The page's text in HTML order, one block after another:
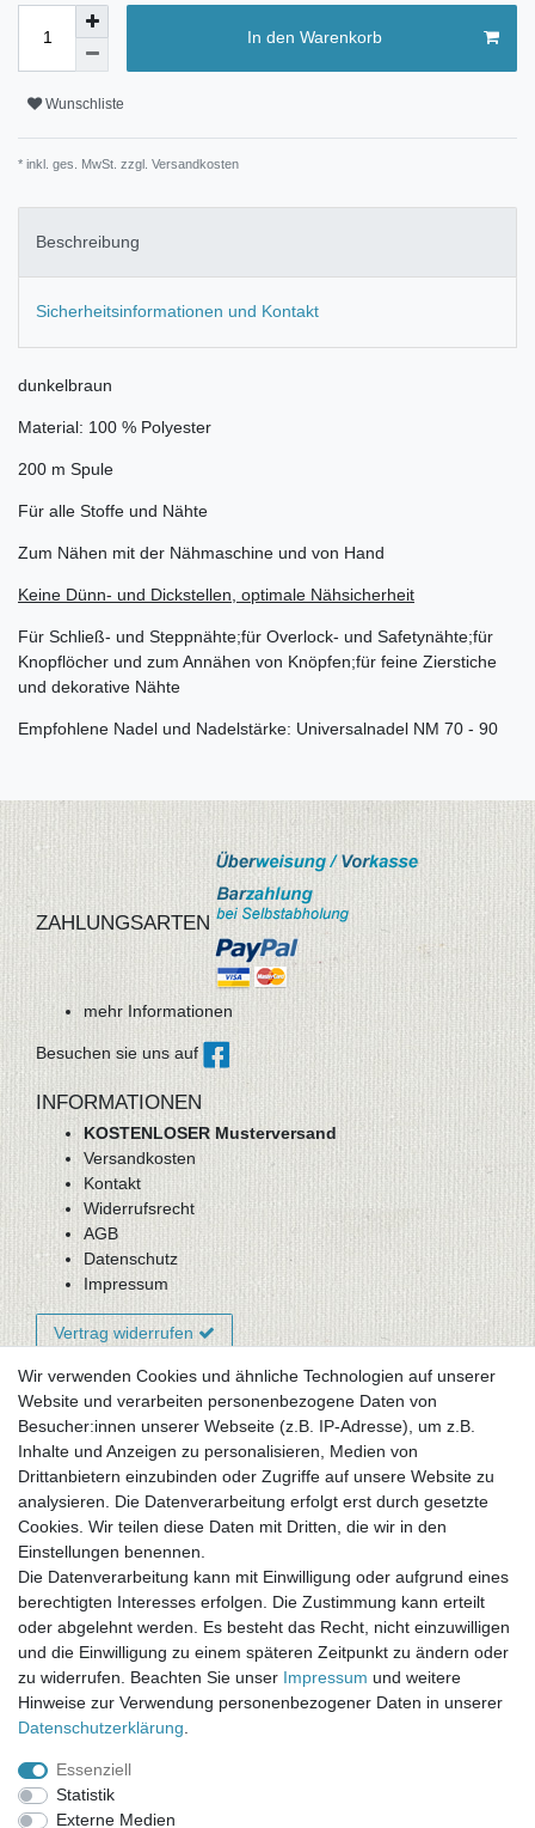
In den Warenkorb
Wunschliste
* inkl. ges. MwSt. zzgl. Versandkosten
Beschreibung
Sicherheitsinformationen und Kontakt
dunkelbraun
Material: 100 % Polyester
200 m Spule
Für alle Stoffe und Nähte
Zum Nähen mit der Nähmaschine und von Hand
Keine Dünn- und Dickstellen, optimale Nähsicherheit
Für Schließ- und Steppnähte;für Overlock- und Safetynähte;für
Knopflöcher und zum Annähen von Knöpfen;für feine Zierstiche
und dekorative Nähte
Empfohlene Nadel und Nadelstärke: Universalnadel NM 70 - 90
ZAHLUNGSARTEN
mehr Informationen
Besuchen sie uns auf
INFORMATIONEN
KOSTENLOSER Musterversand
Versandkosten
Kontakt
Widerrufsrecht
AGB
Datenschutz
Impressum
Vertrag widerrufen
Newsletter-Anmeldung
FAQ / Fragen
Mein Warenkorb
Mein Merkzettel
Mein Konto
UNSER LADENGESCHÄFT
Gottlieb-Daimler-Str. 10
33334 Gütersloh
ÖFFNUNGSZEITEN
Montag - Dienstag: 8.00 - 18.00 Uhr, Mittwoch Ruhetag,
Donnerstag: 8.00 - 18.00 Uhr, Freitag 8.00 - 14.00 Uhr
KUNDENSERVICE
Telefon: (05241) 403 22 38
Wir verwenden Cookies und ähnliche Technologien auf unserer
Website und verarbeiten personenbezogene Daten von
Besucher:innen unserer Webseite (z.B. IP-Adresse), um z.B.
Inhalte und Anzeigen zu personalisieren, Medien von
Drittanbietern einzubinden oder Zugriffe auf unsere Website zu
analysieren. Die Datenverarbeitung erfolgt erst durch gesetzte
Cookies. Wir teilen diese Daten mit Dritten, die wir in den
Einstellungen benennen.
Die Datenverarbeitung kann mit Einwilligung oder aufgrund eines
berechtigten Interesses erfolgen. Die Zustimmung kann erteilt
oder abgelehnt werden. Es besteht das Recht, nicht einzuwilligen
und die Einwilligung zu einem späteren Zeitpunkt zu ändern oder
zu widerrufen. Beachten Sie unser Impressum und weitere
Hinweise zur Verwendung personenbezogener Daten in unserer
Daten­schutz­erklärung
Essenziell
Statistik
Externe Medien